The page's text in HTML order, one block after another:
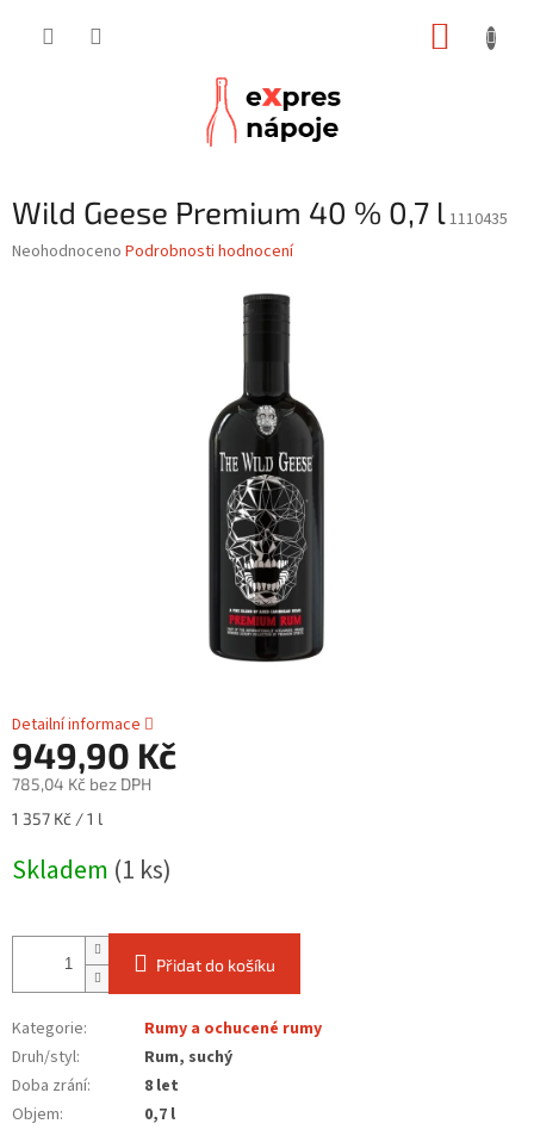
Wild Geese Premium 40 % 0,7 l1110435
Průměrné
Neohodnoceno Podrobnosti hodnocení
Detailní informace
949,90 Kč
785,04 Kč bez DPH
Měrná
1 357 Kč / 1 l
Skladem (1 ks)
Přidat do košíku
Kategorie:
Rumy a ochucené rumy
Druh/styl:
Rum, suchý
Doba zrání:
8 let
Objem:
0,7 l